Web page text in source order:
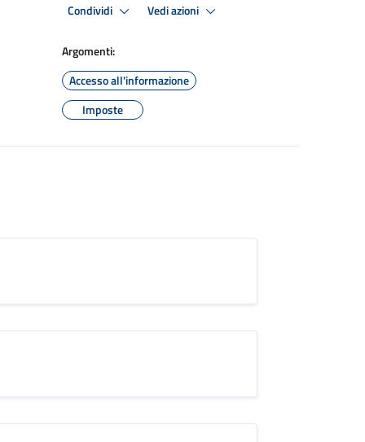
Condividi Vedi azioni
Argomenti:
Accesso all'informazione
Imposte